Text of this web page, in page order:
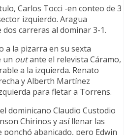
Carlos Tocci -en conteo de 3
izquierdo. Aragua
carreras al dominar 3-1.
a la pizarra en su sexta
un outante el relevista Cáramo,
a la izquierda. Renato
y Alberth Martínez
para fletar a Torrens.
dominicano Claudio Custodio
Chirinos y así llenar las
ponchó abanicado, pero Edwin